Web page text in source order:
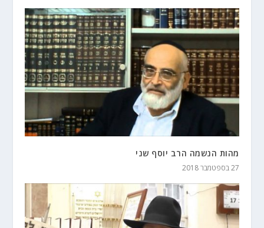
מהות הנשמה הרב יוסף שני
27 בספטמבר 2018